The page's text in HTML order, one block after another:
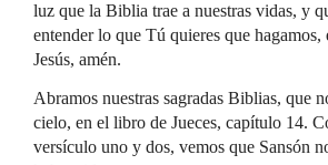
luz que la Biblia trae a nuestras vidas, y
entender lo que Tú quieres que hagamos,
Jesús, amén.
Abramos nuestras sagradas Biblias, que
cielo, en el libro de Jueces, capítulo 14.
versículo uno y dos, vemos que Sansón